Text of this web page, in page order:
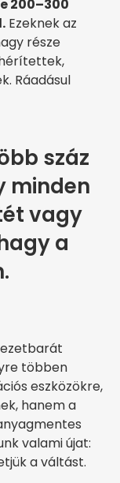
200–300
Ezeknek az
része
Ráadásul
száz
minden
vagy
a
többen
eszközökre,
hanem a
valami újat:
a váltást.